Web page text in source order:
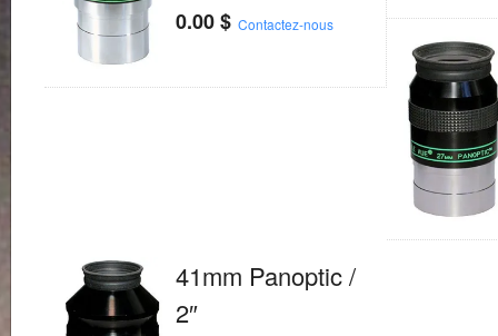
0.00$ Contactez-nous
41mm Panoptic /
2″